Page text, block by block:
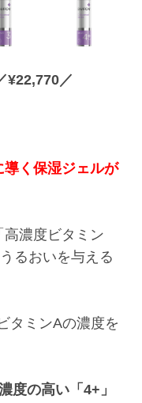
¥22,770／
く保湿ジェルが
濃度ビタミン
るおいを与える
タミンAの濃度を
度の高い「4+」